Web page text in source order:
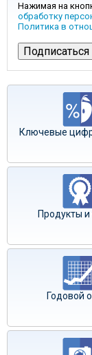
Нажимая на
обработку
Политика в
Ключевые
Продукты и
Годовой